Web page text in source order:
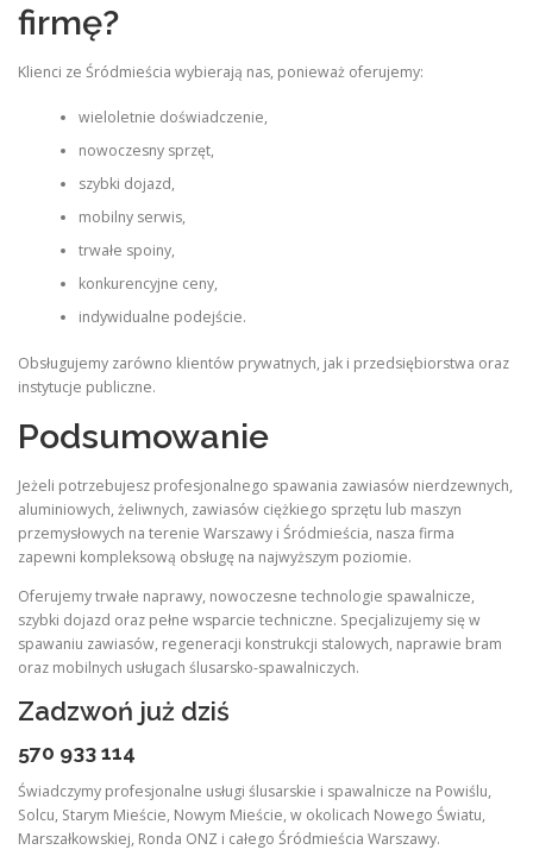
firmę?
Klienci ze Śródmieścia wybierają nas, ponieważ oferujemy:
wieloletnie doświadczenie,
nowoczesny sprzęt,
szybki dojazd,
mobilny serwis,
trwałe spoiny,
konkurencyjne ceny,
indywidualne podejście.
Obsługujemy zarówno klientów prywatnych, jak i przedsiębiorstwa oraz
instytucje publiczne.
Podsumowanie
Jeżeli potrzebujesz profesjonalnego spawania zawiasów nierdzewnych,
aluminiowych, żeliwnych, zawiasów ciężkiego sprzętu lub maszyn
przemysłowych na terenie Warszawy i Śródmieścia, nasza firma
zapewni kompleksową obsługę na najwyższym poziomie.
Oferujemy trwałe naprawy, nowoczesne technologie spawalnicze,
szybki dojazd oraz pełne wsparcie techniczne. Specjalizujemy się w
spawaniu zawiasów, regeneracji konstrukcji stalowych, naprawie bram
oraz mobilnych usługach ślusarsko-spawalniczych.
Zadzwoń już dziś
570 933 114
Świadczymy profesjonalne usługi ślusarskie i spawalnicze na Powiślu,
Solcu, Starym Mieście, Nowym Mieście, w okolicach Nowego Światu,
Marszałkowskiej, Ronda ONZ i całego Śródmieścia Warszawy.